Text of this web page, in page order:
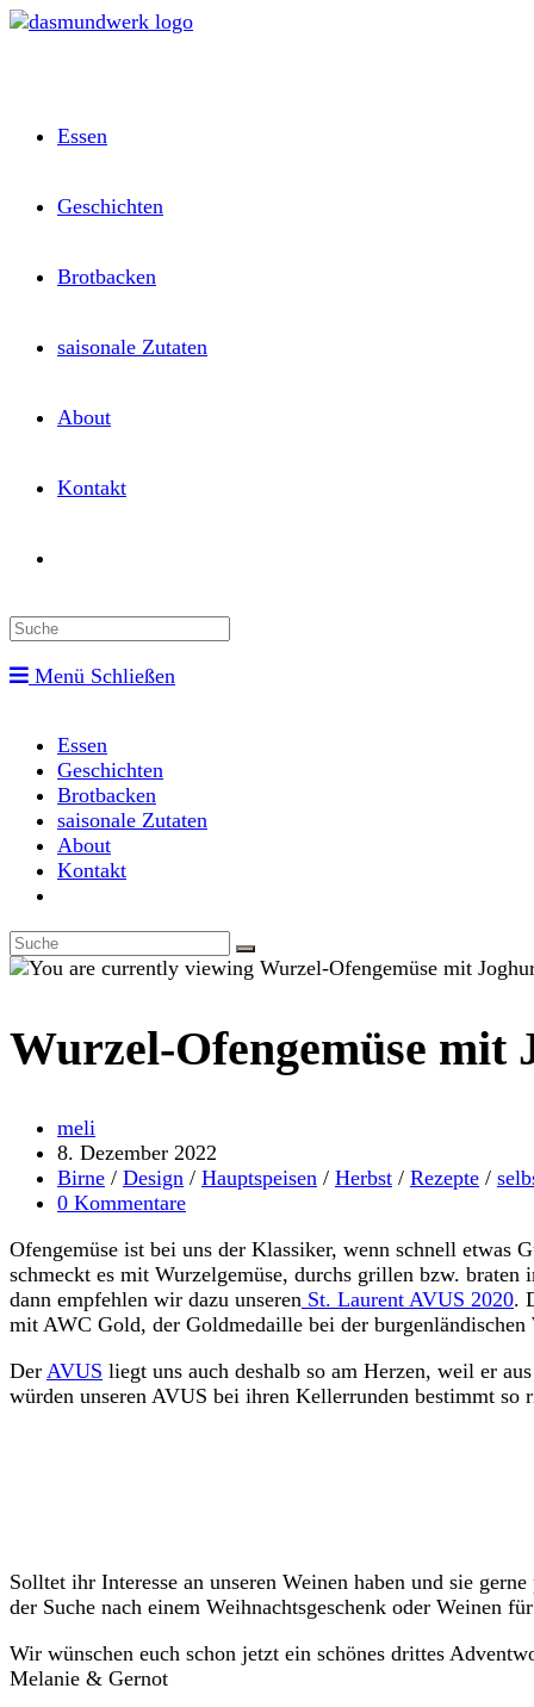
Zum
Essen
Geschichten
Brotbacken
saisonale Zutaten
About
Kontakt
website
Menü Schließen
Essen
Geschichten
Brotbacken
saisonale Zutaten
About
Kontakt
search
Wurzel-Ofengemüse mit
Beitrags-
Autor:
meli
Beitrag
veröffentlicht:
8. Dezember 2022
Beitrags-
Kategorie:
Birne / Design / Hauptspeisen / Herbst / Rezepte /
Beitrags-
0 Kommentare
Ofengemüse ist bei uns der Klassiker, wenn schnell etwas
schmeckt es mit Wurzelgemüse, durchs grillen bzw.
dann empfehlen wir dazu unseren St. Laurent AVUS 2020.
mit AWC Gold, der Goldmedaille bei der
Der AVUS liegt uns auch deshalb so am Herzen, weil er
würden unseren AVUS bei ihren Kellerrunden bestimmt so
Solltet ihr Interesse an unseren Weinen haben und sie
der Suche nach einem Weihnachtsgeschenk oder Weinen
Wir wünschen euch schon jetzt ein schönes drittes
Melanie & Gernot